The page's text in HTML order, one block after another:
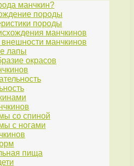
манчкин?
породы
породы
манчкинов
манчкинов
лапы
окрасов
со спиной
с ногами
пища